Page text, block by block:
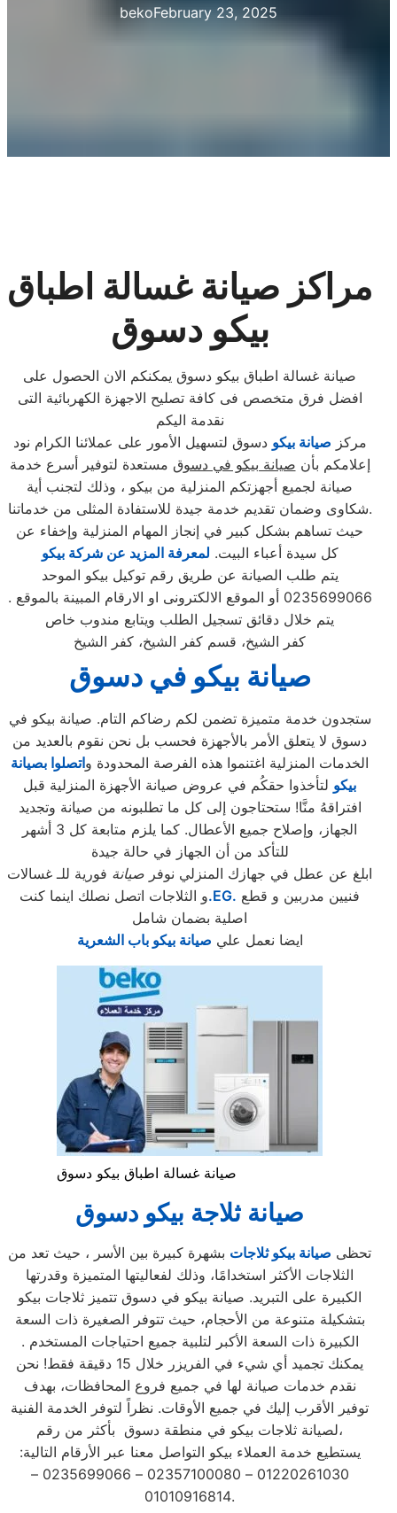
bekoFebruary 23, 2025
مراكز صيانة غسالة اطباق
بيكو دسوق
صيانة غسالة اطباق بيكو دسوق يمكنكم الان الحصول على
افضل فرق متخصص فى كافة تصليح الاجهزة الكهربائية التى
نقدمة اليكم
مركز صيانة بيكو دسوق لتسهيل الأمور على عملائنا الكرام نود
إعلامكم بأن صيانة بيكو في دسوق مستعدة لتوفير أسرع خدمة
صيانة لجميع أجهزتكم المنزلية من بيكو ، وذلك لتجنب أية
شكاوى وضمان تقديم خدمة جيدة للاستفادة المثلى من خدماتنا.
حيث تساهم بشكل كبير في إنجاز المهام المنزلية وإخفاء عن
كل سيدة أعباء البيت. لمعرفة المزيد عن شركة بيكو
يتم طلب الصيانة عن طريق رقم توكيل بيكو الموحد
0235699066 أو الموقع الالكترونى او الارقام المبينة بالموقع .
يتم خلال دقائق تسجيل الطلب ويتابع مندوب خاص
كفر الشيخ، قسم كفر الشيخ، كفر الشيخ
صيانة بيكو في دسوق
ستجدون خدمة متميزة تضمن لكم رضاكم التام. صيانة بيكو في
دسوق لا يتعلق الأمر بالأجهزة فحسب بل نحن نقوم بالعديد من
الخدمات المنزلية اغتنموا هذه الفرصة المحدودة واتصلوا بصيانة
بيكو لتأخذوا حقكُم في عروض صيانة الأجهزة المنزلية قبل
افتراقهُ منَّا! ستحتاجون إلى كل ما تطلبونه من صيانة وتجديد
الجهاز، وإصلاح جميع الأعطال. كما يلزم متابعة كل 3 أشهر
للتأكد من أن الجهاز في حالة جيدة
ابلغ عن عطل في جهازك المنزلي نوفر صيانة فورية للـ غسالات
و الثلاجات اتصل نصلك اينما كنت.EG.
اصلية بضمان شامل
ايضا نعمل علي صيانة بيكو باب الشعرية
صيانة غسالة اطباق بيكو دسوق
صيانة ثلاجة بيكو دسوق
تحظى صيانة بيكو ثلاجات بشهرة كبيرة بين الأسر ، حيث تعد من
الثلاجات الأكثر استخدامًا، وذلك لفعاليتها المتميزة وقدرتها
الكبيرة على التبريد. صيانة بيكو في دسوق تتميز ثلاجات بيكو
بتشكيلة متنوعة من الأحجام، حيث تتوفر الصغيرة ذات السعة
الكبيرة ذات السعة الأكبر لتلبية جميع احتياجات المستخدم .
يمكنك تجميد أي شيء في الفريزر خلال 15 دقيقة فقط! نحن
نقدم خدمات صيانة لها في جميع فروع المحافظات، بهدف
توفير الأقرب إليك في جميع الأوقات. نظراً لتوفر الخدمة الفنية
لصيانة ثلاجات بيكو في منطقة دسوق بأكثر من رقم،
يستطيع خدمة العملاء بيكو التواصل معنا عبر الأرقام التالية:
01220261030 – 02357100080 – 0235699066 –
01010916814.